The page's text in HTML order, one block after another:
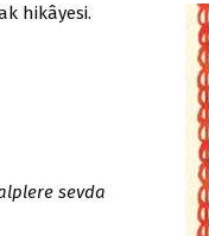
hikâyesi.
sevda